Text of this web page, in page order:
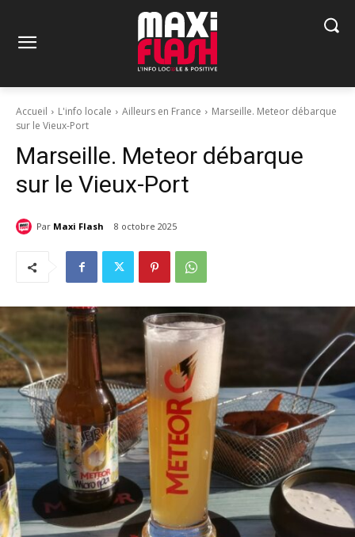
Accueil L'info locale Ailleurs en France
Marseille. Meteor débarque
sur le Vieux-Port
Marseille. Meteor débarque
sur le Vieux-Port
Par Maxi Flash 8 octobre 2025